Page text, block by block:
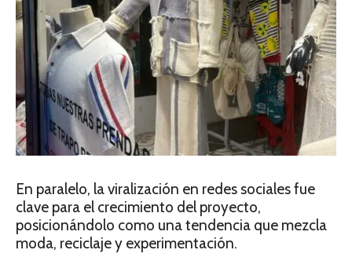
En paralelo, la viralización en redes sociales fue
clave para el crecimiento del proyecto,
posicionándolo como una tendencia que mezcla
moda, reciclaje y experimentación.